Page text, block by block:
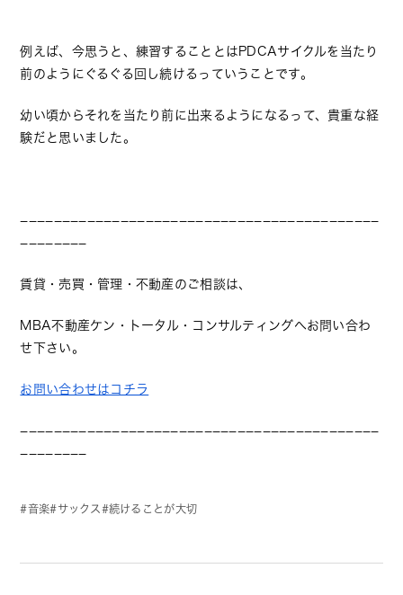
例えば、今思うと、練習することとはPDCAサイクルを当たり
前のようにぐるぐる回し続けるっていうことです。
幼い頃からそれを当たり前に出来るようになるって、貴重な経
験だと思いました。
−−−−−−−−−−−−−−−−−−−−−−−−−−−−−−−−−−−−−−−−−−−
−−−−−−−−
賃貸・売買・管理・不動産のご相談は、
MBA不動産ケン・トータル・コンサルティングへお問い合わ
せ下さい。
お問い合わせはコチラ
−−−−−−−−−−−−−−−−−−−−−−−−−−−−−−−−−−−−−−−−−−−
−−−−−−−−
音楽 サックス 続けることが大切